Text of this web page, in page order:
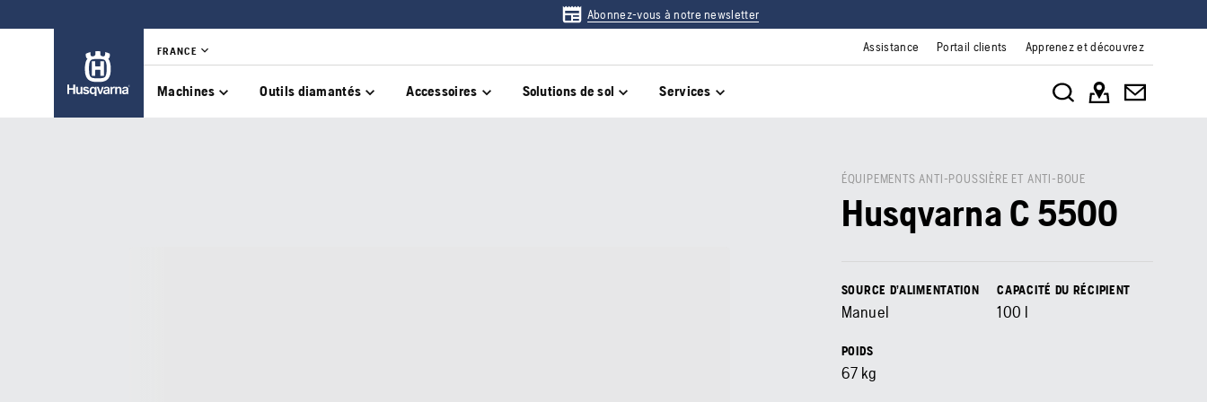
Abonnez-vous à notre newsletter
FRANCE Assistance Portail clients Apprenez et découvrez
Machines Outils diamantés Accessoires Solutions de sol Services
ÉQUIPEMENTS ANTI-POUSSIÈRE ET ANTI-BOUE
Husqvarna C 5500
SOURCE D’ALIMENTATION
Manuel
CAPACITÉ DU RÉCIPIENT
100 l
POIDS
67 kg